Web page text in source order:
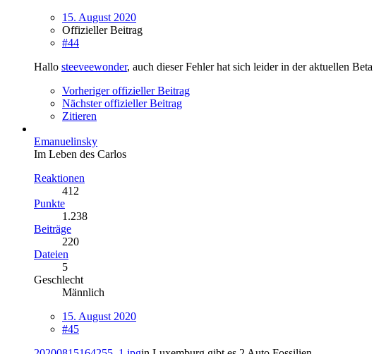
15. August 2020
Offizieller Beitrag
#44
Hallo steeveewonder, auch dieser Fehler hat sich leider in der aktuellen
Vorheriger offizieller Beitrag
Nächster offizieller Beitrag
Zitieren
Emanuelinsky
Im Leben des Carlos
Reaktionen
412
Punkte
1.238
Beiträge
220
Dateien
5
Geschlecht
Männlich
15. August 2020
#45